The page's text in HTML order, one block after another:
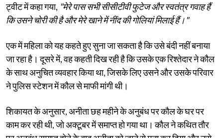
ट्वीट में कहा गया, "मेरे पास सभी सीसीटीवी फुटेज और स्वतंत्र गवाह हैं
कि उसने चोरी की है और मेरे खाने में नींद की गोलियां मिलाई हैं।"
एक में महिला को यह कहते हुए सुना जा सकता है कि उसे बंदी नहीं बनाया
जा रहा है। दूसरे में, वह कहती दिख रही है कि उसके एक रिश्तेदार ने कौल
के साथ अनुचित व्यवहार किया था, जिसके लिए उसने और उसके परिवार
ने पुलिस स्टेशन में कौल से माफी मांगी थी।
शिकायत के अनुसार, अनीता छह महीने के अनुबंध पर कौल के घर पर
काम कर रही थी, जो अक्टूबर में समाप्त हो गया था। कौल ने कथित तौर